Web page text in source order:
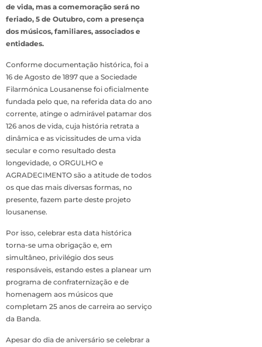
de vida, mas a comemoração será no
feriado, 5 de Outubro, com a presença
dos músicos, familiares, associados e
entidades.
Conforme documentação histórica, foi a
16 de Agosto de 1897 que a Sociedade
Filarmónica Lousanense foi oficialmente
fundada pelo que, na referida data do ano
corrente, atinge o admirável patamar dos
126 anos de vida, cuja história retrata a
dinâmica e as vicissitudes de uma vida
secular e como resultado desta
longevidade, o ORGULHO e
AGRADECIMENTO são a atitude de todos
os que das mais diversas formas, no
presente, fazem parte deste projeto
lousanense.
Por isso, celebrar esta data histórica
torna-se uma obrigação e, em
simultâneo, privilégio dos seus
responsáveis, estando estes a planear um
programa de confraternização e de
homenagem aos músicos que
completam 25 anos de carreira ao serviço
da Banda.
Apesar do dia de aniversário se celebrar a